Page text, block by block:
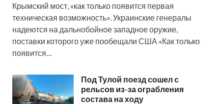
Крымский мост, «как только появится первая
техническая возможность». Украинские генералы
надеются на дальнобойное западное оружие,
поставки которого уже пообещали США «Как только
появится…
Под Тулой поезд сошел с
рельсов из-за ограбления
состава на ходу